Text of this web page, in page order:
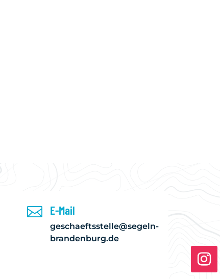
 E-Mail
geschaeftsstelle@segeln-
brandenburg.de